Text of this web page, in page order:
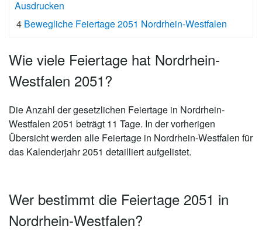
Ausdrucken
4 Bewegliche Feiertage 2051 Nordrhein-Westfalen
Wie viele Feiertage hat Nordrhein-
Westfalen 2051?
Die Anzahl der gesetzlichen Feiertage in Nordrhein-
Westfalen 2051 beträgt 11 Tage. In der vorherigen
Übersicht werden alle Feiertage in Nordrhein-Westfalen für
das Kalenderjahr 2051 detailliert aufgelistet.
Wer bestimmt die Feiertage 2051 in
Nordrhein-Westfalen?